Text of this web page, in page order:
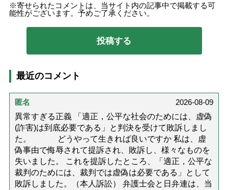
寄せられたコメントは、当サイト内の記事中で掲載する可
能性がございます。予めご了承ください。
最近のコメント
匿名
2026-08-09
異常すぎる正義 「適正，公平な社会のためには、虚偽
(詐害)は到底必要である」と判決を受けて敗訴しまし
た。 どうやって生きれば良いですか 私は、虚
偽事由で侮辱されて提訴され、敗訴し、様々なものを
失いました。 これを提訴したところ、「適正，公平な
裁判のためには、裁判では虚偽は必要である」として
敗訴しました。（本人訴訟） 弁護士会と日弁連は、当